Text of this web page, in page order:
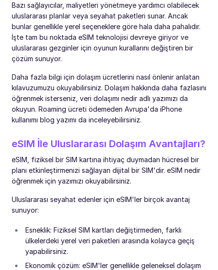
Bazı sağlayıcılar, maliyetleri yönetmeye yardımcı olabilecek
uluslararası planlar veya seyahat paketleri sunar. Ancak
bunlar genellikle yerel seçeneklere göre hala daha pahalıdır.
İşte tam bu noktada eSIM teknolojisi devreye giriyor ve
uluslararası gezginler için oyunun kurallarını değiştiren bir
çözüm sunuyor.
Daha fazla bilgi için dolaşım ücretlerini nasıl önlenir anlatan
kılavuzumuzu okuyabilirsiniz. Dolaşım hakkında daha fazlasını
öğrenmek isterseniz, veri dolaşımı nedir adlı yazımızı da
okuyun. Roaming ücreti ödemeden Avrupa'da iPhone
kullanımı blog yazımı da inceleyebilirsiniz.
eSIM İle Uluslararası Dolaşım Avantajları?
eSIM, fiziksel bir SIM kartına ihtiyaç duymadan hücresel bir
planı etkinleştirmenizi sağlayan dijital bir SIM'dir. eSIM nedir
öğrenmek için yazımızı okuyabilirsiniz.
Uluslararası seyahat edenler için eSIM'ler birçok avantaj
sunuyor:
Esneklik: Fiziksel SIM kartları değiştirmeden, farklı
ülkelerdeki yerel veri paketleri arasında kolayca geçiş
yapabilirsiniz.
Ekonomik çözüm: eSIM'ler genellikle geleneksel dolaşım